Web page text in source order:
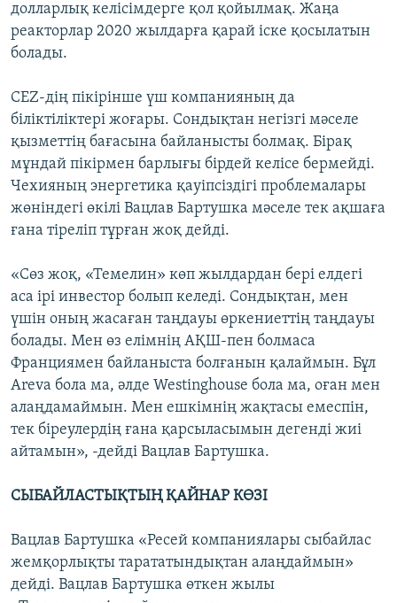
долларлық келісімдерге қол қойылмақ. Жаңа
реакторлар 2020 жылдарға қарай іске қосылатын
болады.
CEZ-дің пікірінше үш компанияның да
біліктіліктері жоғары. Сондықтан негізгі мәселе
қызметтің бағасына байланысты болмақ. Бірақ
мұндай пікірмен барлығы бірдей келісе бермейді.
Чехияның энергетика қауіпсіздігі проблемалары
жөніндегі өкілі Вацлав Бартушка мәселе тек ақшаға
ғана тіреліп тұрған жоқ дейді.
«Сөз жоқ, «Темелин» көп жылдардан бері елдегі
аса ірі инвестор болып келеді. Сондықтан, мен
үшін оның жасаған таңдауы өркениеттің таңдауы
болады. Мен өз елімнің АҚШ-пен болмаса
Франциямен байланыста болғанын қалаймын. Бұл
Areva бола ма, әлде Westinghouse бола ма, оған мен
алаңдамаймын. Мен ешкімнің жақтасы емеспін,
тек біреулердің ғана қарсыласымын дегенді жиі
айтамын», -дейді Вацлав Бартушка.
СЫБАЙЛАСТЫҚТЫҢ ҚАЙНАР КӨЗІ
Вацлав Бартушка «Ресей компаниялары сыбайлас
жемқорлықты тарататындықтан алаңдаймын»
дейді. Вацлав Бартушка өткен жылы